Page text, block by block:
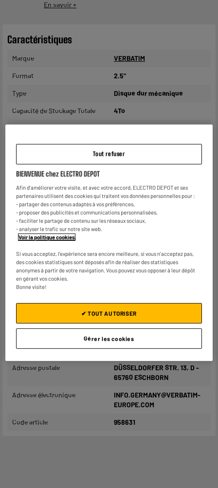
En savoir +
Caractéristiques
Marque VERBATIM
Format 2.5"
Type Disque dur mécanique
Capacité de Stockage Totale 4To
Wifi Non
Compatibilité logicielle
Windows 8, Windows 7,
Matière principale Plastique
Coloris Noir
Accessoires. -
Reconditionné
Dimensions produit
H 80 mm x L 118 mm x P 20
mm
Dimensions colis
Poids net 0,17kg
Poids brut 0,21kg
Nom du fabricant, raison
sociale ou marque déposée
VERBATIM GMBH
Adresse postale
DÜSSELDORFER STR. 13, D -
65760 ESCHBORN
Adresse électronique
INFO.GERMANY@VERBATIM-
EUROPE.COM
Code article 958631
Tout refuser
BIENVENUE chez ELECTRO DEPOT
Afin d'améliorer votre visite, et avec votre accord, ELECTRO DEPOT et ses
partenaires utilisent des cookies qui traitent vos données personnelles pour :
- partager des contenus adaptés à vos préférences,
- proposer des publicités et communications personnalisées,
- faciliter le partage de contenu sur les réseaux sociaux,
- analyser le trafic sur notre site web.
Voir la politique cookies.
Si vous acceptez, l'expérience sera encore meilleure, si vous n'acceptez pas,
des cookies statistiques sont déposés afin de réaliser des statistiques
anonymes à partir de votre navigation. Vous pouvez vous opposer à leur dépôt
en gérant vos cookies.
Bonne visite!
Gérer les cookies
✔ TOUT AUTORISER